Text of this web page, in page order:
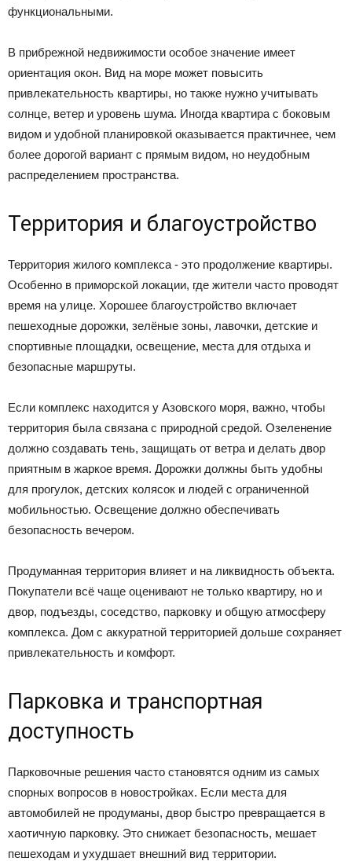
функциональными.
В прибрежной недвижимости особое значение имеет
ориентация окон. Вид на море может повысить
привлекательность квартиры, но также нужно учитывать
солнце, ветер и уровень шума. Иногда квартира с боковым
видом и удобной планировкой оказывается практичнее, чем
более дорогой вариант с прямым видом, но неудобным
распределением пространства.
Территория и благоустройство
Территория жилого комплекса - это продолжение квартиры.
Особенно в приморской локации, где жители часто проводят
время на улице. Хорошее благоустройство включает
пешеходные дорожки, зелёные зоны, лавочки, детские и
спортивные площадки, освещение, места для отдыха и
безопасные маршруты.
Если комплекс находится у Азовского моря, важно, чтобы
территория была связана с природной средой. Озеленение
должно создавать тень, защищать от ветра и делать двор
приятным в жаркое время. Дорожки должны быть удобны
для прогулок, детских колясок и людей с ограниченной
мобильностью. Освещение должно обеспечивать
безопасность вечером.
Продуманная территория влияет и на ликвидность объекта.
Покупатели всё чаще оценивают не только квартиру, но и
двор, подъезды, соседство, парковку и общую атмосферу
комплекса. Дом с аккуратной территорией дольше сохраняет
привлекательность и комфорт.
Парковка и транспортная
доступность
Парковочные решения часто становятся одним из самых
спорных вопросов в новостройках. Если места для
автомобилей не продуманы, двор быстро превращается в
хаотичную парковку. Это снижает безопасность, мешает
пешеходам и ухудшает внешний вид территории.